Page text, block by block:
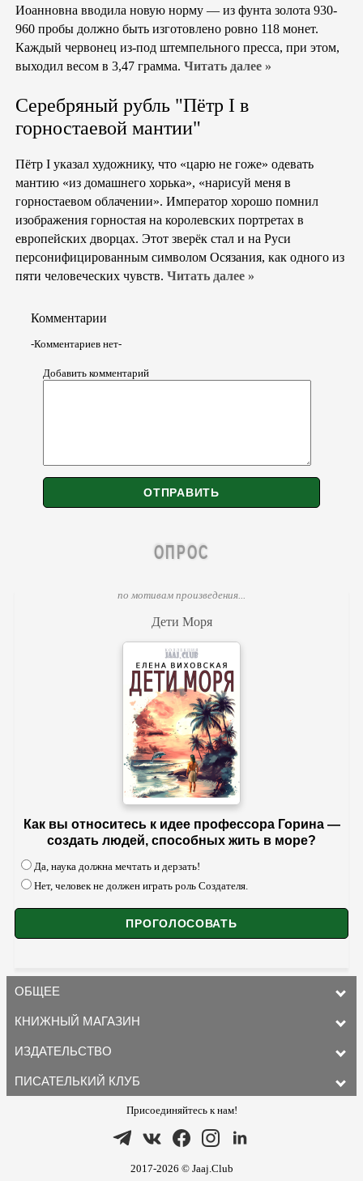
Иоанновна вводила новую норму — из фунта золота 930-
960 пробы должно быть изготовлено ровно 118 монет.
Каждый червонец из-под штемпельного пресса, при этом,
выходил весом в 3,47 грамма. Читать далее »
Серебряный рубль "Пётр I в
горностаевой мантии"
Пётр I указал художнику, что «царю не гоже» одевать
мантию «из домашнего хорька», «нарисуй меня в
горностаевом облачении». Император хорошо помнил
изображения горностая на королевских портретах в
европейских дворцах. Этот зверёк стал и на Руси
персонифицированным символом Осязания, как одного из
пяти человеческих чувств. Читать далее »
Комментарии
-Комментариев нет-
Добавить комментарий
ОПРОС
по мотивам произведения...
Дети Моря
Как вы относитесь к идее профессора Горина —
создать людей, способных жить в море?
Да, наука должна мечтать и дерзать!
Нет, человек не должен играть роль Создателя.
ОБЩЕЕ
КНИЖНЫЙ МАГАЗИН
ИЗДАТЕЛЬСТВО
ПИСАТЕЛЬКИЙ КЛУБ
Присоединяйтесь к нам!
2017-2026 © Jaaj.Club